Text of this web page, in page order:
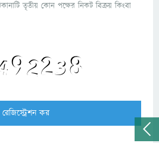
তৃতীয় কোন পক্ষের নিকট বিক্রয় কিংবা